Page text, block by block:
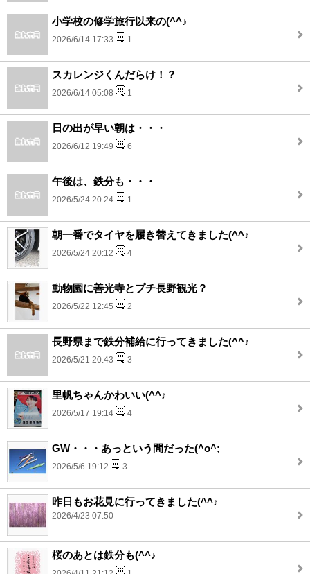
小学校の修学旅行以来の(^^♪
2026/6/14 17:33 1
スカレンジくんだらけ！？
2026/6/14 05:08 1
日の出が早い朝は・・・
2026/6/12 19:49 6
午後は、鉄分も・・・
2026/5/24 20:24 1
朝一番でタイヤを履き替えてきました(^^♪
2026/5/24 20:12 4
動物園に善光寺とプチ長野観光？
2026/5/22 12:45 2
長野県まで鉄分補給に行ってきました(^^♪
2026/5/21 20:43 3
里帆ちゃんかわいい(^^♪
2026/5/17 19:14 4
GW・・・あっという間だった(^o^;
2026/5/6 19:12 3
昨日もお花見に行ってきました(^^♪
2026/4/23 07:50
桜のあとは鉄分も(^^♪